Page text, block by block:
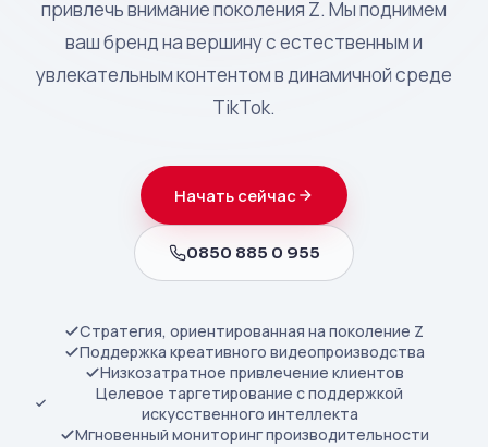
привлечь внимание поколения Z. Мы поднимем
ваш бренд на вершину с естественным и
увлекательным контентом в динамичной среде
TikTok.
Начать сейчас
0850 885 0 955
Стратегия, ориентированная на поколение Z
Поддержка креативного видеопроизводства
Низкозатратное привлечение клиентов
Целевое таргетирование с поддержкой
искусственного интеллекта
Мгновенный мониторинг производительности